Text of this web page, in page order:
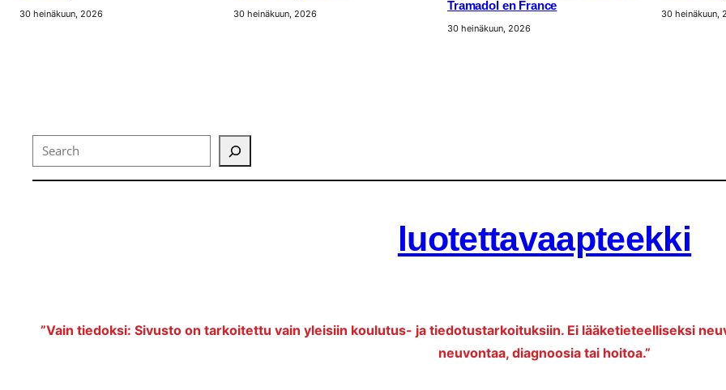
30 heinäkuun, 2026 30 heinäkuun, 2026
Tramadol en France
30 heinäkuun, 2026
30 heinäkuun,
Search
luotettavaapteekki
”Vain tiedoksi: Sivusto on tarkoitettu vain yleisiin koulutus- ja tiedotustarkoituksiin. Ei lääketieteelliseksi
neuvontaa, diagnoosia tai hoitoa.”